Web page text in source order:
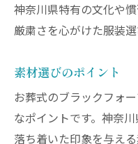
神奈川県特有の文化や
厳粛さを心がけた服装選
素材選びのポイント
お葬式のブラックフォ
なポイントです。神奈
落ち着いた印象を与え